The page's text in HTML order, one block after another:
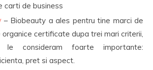
carti de business
– Biobeauty a ales pentru tine marci de
certificate dupa trei mari criterii,
consideram foarte importante:
pret si aspect.